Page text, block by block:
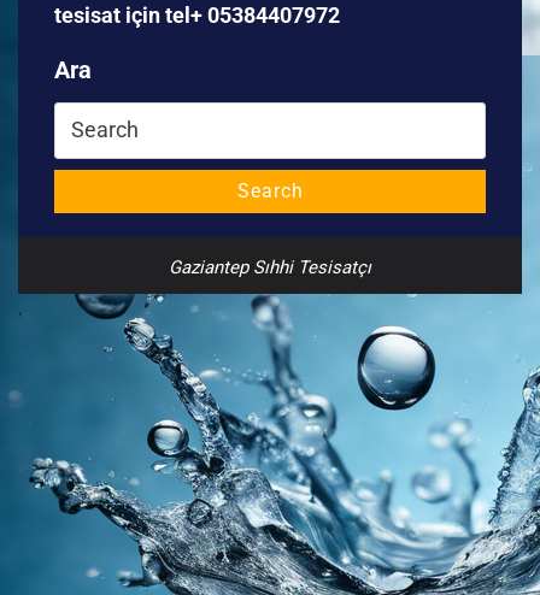
tesisat için tel+ 05384407972
Ara
Search
Search
Gaziantep Sıhhi Tesisatçı
,